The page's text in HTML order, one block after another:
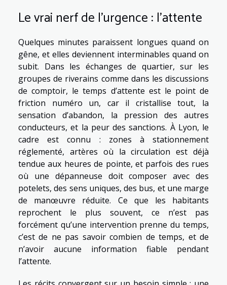
Le vrai nerf de l’urgence : l’attente
Quelques minutes paraissent longues quand on
gêne, et elles deviennent interminables quand on
subit. Dans les échanges de quartier, sur les
groupes de riverains comme dans les discussions
de comptoir, le temps d’attente est le point de
friction numéro un, car il cristallise tout, la
sensation d’abandon, la pression des autres
conducteurs, et la peur des sanctions. À Lyon, le
cadre est connu : zones à stationnement
réglementé, artères où la circulation est déjà
tendue aux heures de pointe, et parfois des rues
où une dépanneuse doit composer avec des
potelets, des sens uniques, des bus, et une marge
de manœuvre réduite. Ce que les habitants
reprochent le plus souvent, ce n’est pas
forcément qu’une intervention prenne du temps,
c’est de ne pas savoir combien de temps, et de
n’avoir aucune information fiable pendant
l’attente.